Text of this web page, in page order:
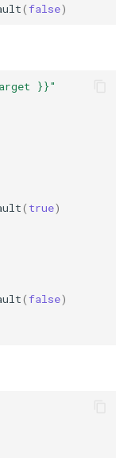
(false)
}}"
( true)
(false)